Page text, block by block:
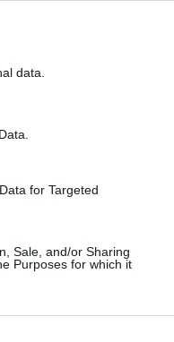
data.
for Targeted
Sale, and/or Sharing
Purposes for which it
A
INTERJÚ
Boeing